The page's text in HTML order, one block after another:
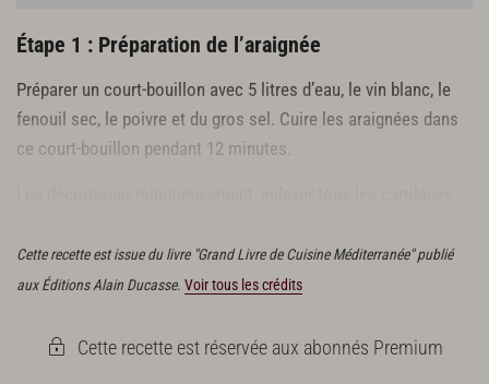
Étape 1 : Préparation de l’araignée
Préparer un court-bouillon avec 5 litres d’eau, le vin blanc, le
fenouil sec, le poivre et du gros sel. Cuire les araignées dans
ce court-bouillon pendant 12 minutes.
Cette recette est issue du livre "Grand Livre de Cuisine Méditerranée" publié
aux Éditions Alain Ducasse. Voir tous les crédits
Cette recette est réservée aux abonnés Premium